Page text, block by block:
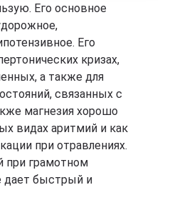
Его основное
Его
кризах,
а также для
связанных с
магнезия хорошо
видах аритмий и как
при отравлениях.
при грамотном
дает быстрый и